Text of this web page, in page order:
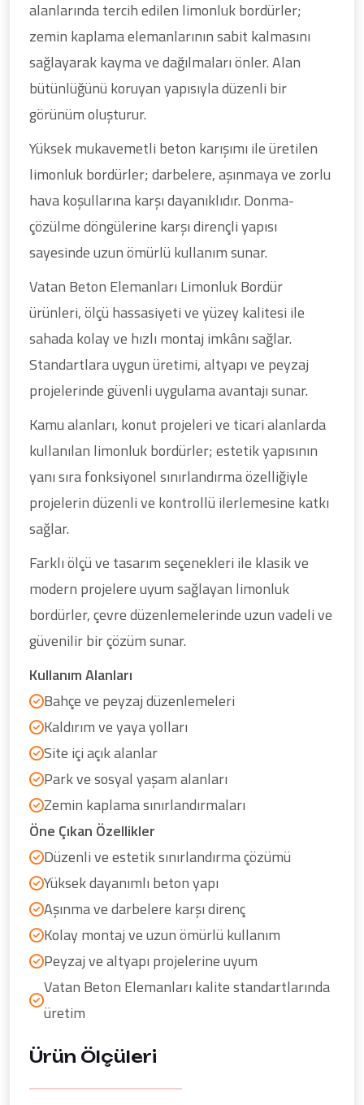
alanlarında tercih edilen limonluk bordürler;
zemin kaplama elemanlarının sabit kalmasını
sağlayarak kayma ve dağılmaları önler. Alan
bütünlüğünü koruyan yapısıyla düzenli bir
görünüm oluşturur.
Yüksek mukavemetli beton karışımı ile üretilen
limonluk bordürler; darbelere, aşınmaya ve zorlu
hava koşullarına karşı dayanıklıdır. Donma-
çözülme döngülerine karşı dirençli yapısı
sayesinde uzun ömürlü kullanım sunar.
Vatan Beton Elemanları Limonluk Bordür
ürünleri, ölçü hassasiyeti ve yüzey kalitesi ile
sahada kolay ve hızlı montaj imkânı sağlar.
Standartlara uygun üretimi, altyapı ve peyzaj
projelerinde güvenli uygulama avantajı sunar.
Kamu alanları, konut projeleri ve ticari alanlarda
kullanılan limonluk bordürler; estetik yapısının
yanı sıra fonksiyonel sınırlandırma özelliğiyle
projelerin düzenli ve kontrollü ilerlemesine katkı
sağlar.
Farklı ölçü ve tasarım seçenekleri ile klasik ve
modern projelere uyum sağlayan limonluk
bordürler, çevre düzenlemelerinde uzun vadeli ve
güvenilir bir çözüm sunar.
Kullanım Alanları
Bahçe ve peyzaj düzenlemeleri
Kaldırım ve yaya yolları
Site içi açık alanlar
Park ve sosyal yaşam alanları
Zemin kaplama sınırlandırmaları
Öne Çıkan Özellikler
Düzenli ve estetik sınırlandırma çözümü
Yüksek dayanımlı beton yapı
Aşınma ve darbelere karşı direnç
Kolay montaj ve uzun ömürlü kullanım
Peyzaj ve altyapı projelerine uyum
Vatan Beton Elemanları kalite standartlarında
üretim
Ürün Ölçüleri